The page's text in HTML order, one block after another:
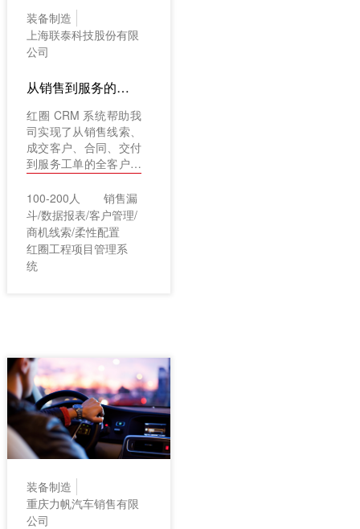
装备制造
上海联泰科技股份有限
公司
从销售到服务的全客户生命周期闭环管理
红圈 CRM 系统帮助我
司实现了从销售线索、
成交客户、合同、交付
到服务工单的全客户生
命周期闭环管理，将业
务协同效率提升 30%
以上。
100-200人
销售漏
斗/数据报表/客户管理/
商机线索/柔性配置
红圈工程项目管理系
统
装备制造
重庆力帆汽车销售有限
公司